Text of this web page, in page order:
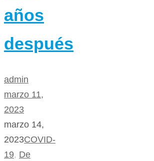
años
después
admin
marzo 11,
2023
marzo 14,
2023COVID-
19, De